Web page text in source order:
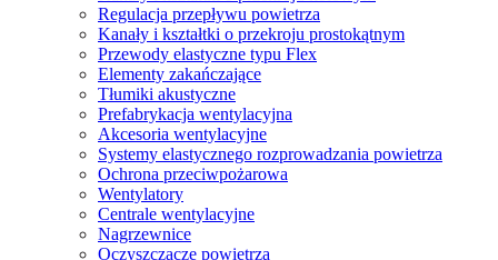
Regulacja przepływu powietrza
Kanały i kształtki o przekroju prostokątnym
Przewody elastyczne typu Flex
Elementy zakańczające
Tłumiki akustyczne
Prefabrykacja wentylacyjna
Akcesoria wentylacyjne
Systemy elastycznego rozprowadzania powietrza
Ochrona przeciwpożarowa
Wentylatory
Centrale wentylacyjne
Nagrzewnice
Oczyszczacze powietrza